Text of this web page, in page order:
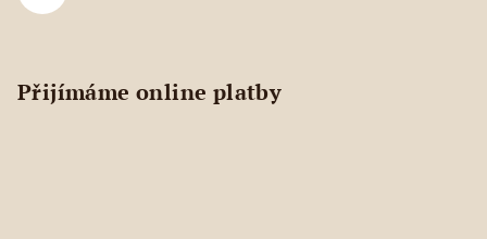
Přijímáme online platby